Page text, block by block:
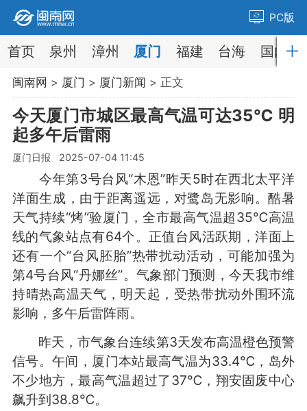
PC版
首页 泉州 漳州 厦门 福建 台海 国内
闽南网 > 厦门 > 厦门新闻 > 正文
今天厦门市城区最高气温可达35℃ 明
起多午后雷雨
厦门日报 2025-07-04 11:45
今年第3号台风“木恩”昨天5时在西北太平洋
洋面生成，由于距离遥远，对鹭岛无影响。酷暑
天气持续“烤”验厦门，全市最高气温超35℃高温
线的气象站点有64个。正值台风活跃期，洋面上
还有一个“台风胚胎”热带扰动活动，可能加强为
第4号台风“丹娜丝”。气象部门预测，今天我市维
持晴热高温天气，明天起，受热带扰动外围环流
影响，多午后雷阵雨。
昨天，市气象台连续第3天发布高温橙色预警
信号。午间，厦门本站最高气温为33.4℃，岛外
不少地方，最高气温超过了37℃，翔安固废中心
飙升到38.8℃。